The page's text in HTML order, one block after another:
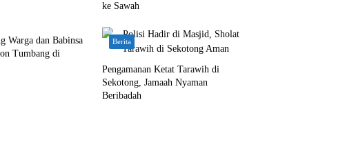
ke Sawah
Warga dan Babinsa
Tumbang di
Berita
Pengamanan Ketat Tarawih di
Sekotong, Jamaah Nyaman
Beribadah